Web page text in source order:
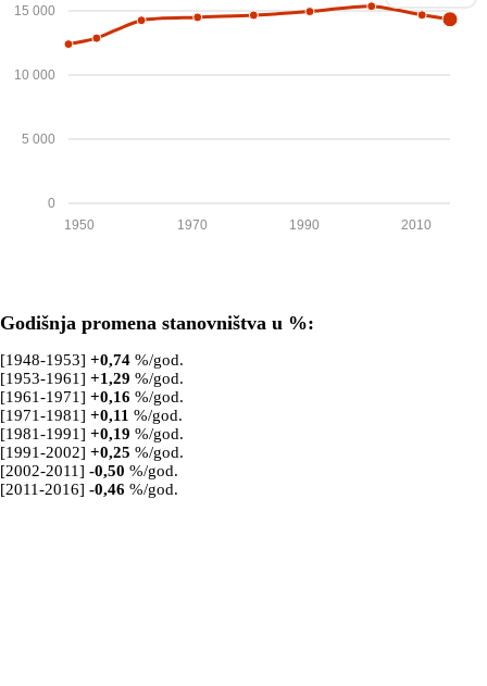
0
5 000
10 000
15 000
2010
1990
1970
1950
Godišnja promena stanovništva u %:
[1948-1953] +0,74 %/god.
[1953-1961] +1,29 %/god.
[1961-1971] +0,16 %/god.
[1971-1981] +0,11 %/god.
[1981-1991] +0,19 %/god.
[1991-2002] +0,25 %/god.
[2002-2011] -0,50 %/god.
[2011-2016] -0,46 %/god.